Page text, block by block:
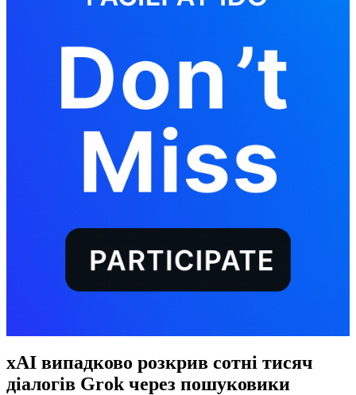
xAI випадково розкрив сотні тисяч
діалогів Grok через пошуковики